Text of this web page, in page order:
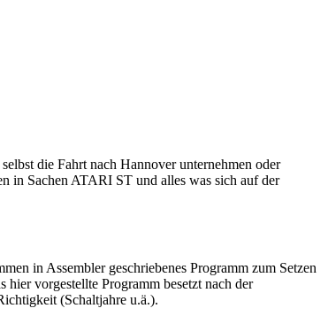
die Fahrt nach Hannover unternehmen oder
in Sachen ATARI ST und alles was sich auf der
in Assembler geschriebenes Programm zum Setzen
vorgestellte Programm besetzt nach der
(Schaltjahre u.ä.).